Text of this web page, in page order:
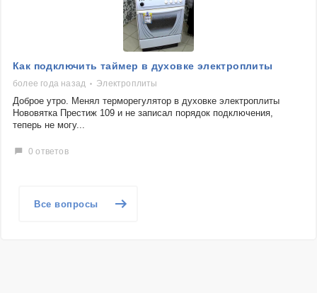
Как подключить таймер в духовке электроплиты
более года назад Электроплиты
Доброе утро. Менял терморегулятор в духовке электроплиты
Нововятка Престиж 109 и не записал порядок подключения,
теперь не могу...
0 ответов
Все вопросы